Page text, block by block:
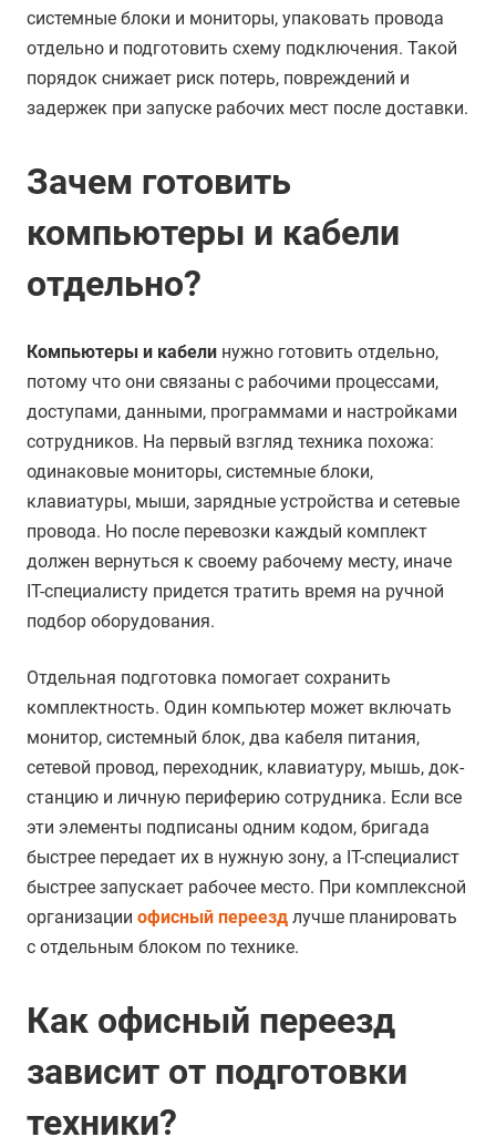
системные блоки и мониторы, упаковать провода
отдельно и подготовить схему подключения. Такой
порядок снижает риск потерь, повреждений и
задержек при запуске рабочих мест после доставки.
Зачем готовить
компьютеры и кабели
отдельно?
Компьютеры и кабели нужно готовить отдельно,
потому что они связаны с рабочими процессами,
доступами, данными, программами и настройками
сотрудников. На первый взгляд техника похожа:
одинаковые мониторы, системные блоки,
клавиатуры, мыши, зарядные устройства и сетевые
провода. Но после перевозки каждый комплект
должен вернуться к своему рабочему месту, иначе
IT-специалисту придется тратить время на ручной
подбор оборудования.
Отдельная подготовка помогает сохранить
комплектность. Один компьютер может включать
монитор, системный блок, два кабеля питания,
сетевой провод, переходник, клавиатуру, мышь, док-
станцию и личную периферию сотрудника. Если все
эти элементы подписаны одним кодом, бригада
быстрее передает их в нужную зону, а IT-специалист
быстрее запускает рабочее место. При комплексной
организации офисный переезд лучше планировать
с отдельным блоком по технике.
Как офисный переезд
зависит от подготовки
техники?